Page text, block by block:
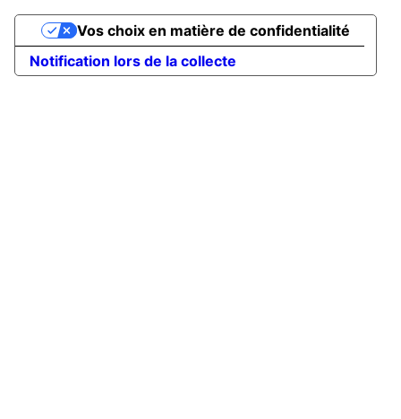
Notification lors de la collecte
Vos choix en matière de confidentialité